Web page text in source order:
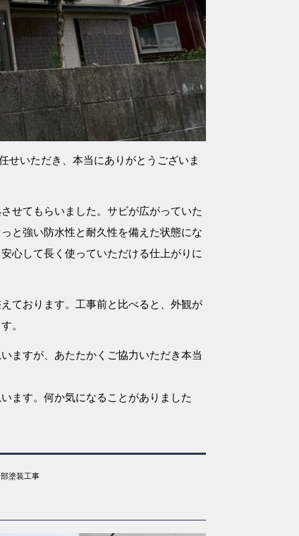
せいただき、本当にありがとうございま
せてもらいました。サビが広がっていた
と強い防水性と耐久性を備えた状態にな
心して長く使っていただける仕上がりに
ております。工事前と比べると、外観が
。
ますが、あたたかくご協力いただき本当
ます。何か気になることがありました
塗装工事